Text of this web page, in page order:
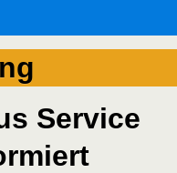
Service